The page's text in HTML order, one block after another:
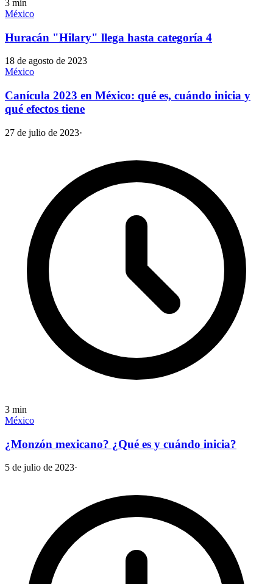
3 min
México
Huracán "Hilary" llega hasta categoría 4
18 de agosto de 2023
México
Canícula 2023 en México: qué es, cuándo inicia y
qué efectos tiene
27 de julio de 2023·
3 min
México
¿Monzón mexicano? ¿Qué es y cuándo inicia?
5 de julio de 2023·